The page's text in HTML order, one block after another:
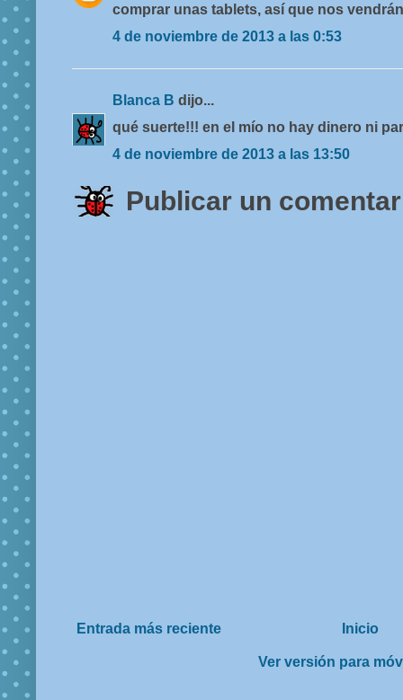
comprar unas tablets, así que nos
4 de noviembre de 2013 a las 0:53
Blanca B dijo...
qué suerte!!! en el mío no hay dinero ni
4 de noviembre de 2013 a las 13:50
Publicar un
Entrada más reciente Inicio
Ver versión para